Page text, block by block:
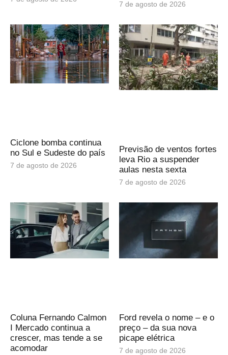
7 de agosto de 2026
Ciclone bomba continua
no Sul e Sudeste do país
7 de agosto de 2026
Previsão de ventos fortes
leva Rio a suspender
aulas nesta sexta
7 de agosto de 2026
Coluna Fernando Calmon
I Mercado continua a
crescer, mas tende a se
acomodar
Ford revela o nome – e o
preço – da sua nova
picape elétrica
7 de agosto de 2026